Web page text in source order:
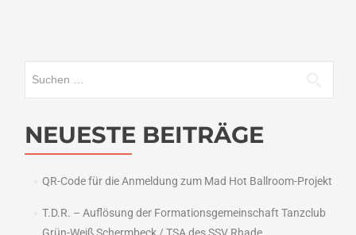
NEUESTE BEITRÄGE
QR-Code für die Anmeldung zum Mad Hot Ballroom-Projekt
T.D.R. – Auflösung der Formationsgemeinschaft Tanzclub